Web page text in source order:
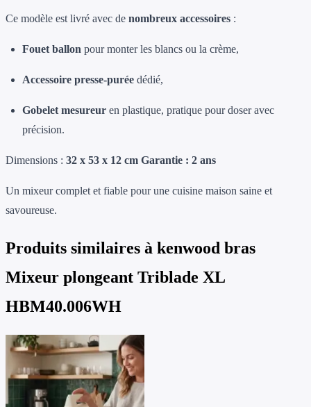
Ce modèle est livré avec de nombreux accessoires :
Fouet ballon pour monter les blancs ou la crème,
Accessoire presse-purée dédié,
Gobelet mesureur en plastique, pratique pour doser avec
précision.
Dimensions : 32 x 53 x 12 cm Garantie : 2 ans
Un mixeur complet et fiable pour une cuisine maison saine et
savoureuse.
Produits similaires à kenwood bras
Mixeur plongeant Triblade XL
HBM40.006WH